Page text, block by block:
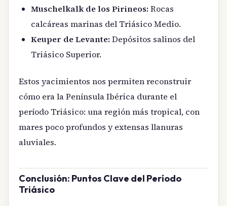
Muschelkalk de los Pirineos:Rocas
calcáreas marinas del Triásico Medio.
Keuper de Levante:Depósitos salinos del
Triásico Superior.
Estos yacimientos nos permiten reconstruir
cómo era la Península Ibérica durante el
período Triásico: una región más tropical, con
mares poco profundos y extensas llanuras
aluviales.
Conclusión: Puntos Clave del Período
Triásico